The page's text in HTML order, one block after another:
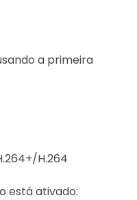
a primeira
H.264
está ativado: